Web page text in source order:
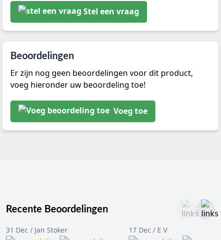
Stel een vraag
Beoordelingen
Er zijn nog geen beoordelingen voor dit product,
voeg hieronder uw beoordeling toe!
Voeg toe
Recente Beoordelingen
31 Dec / Jan Stoker 17 Dec / E V